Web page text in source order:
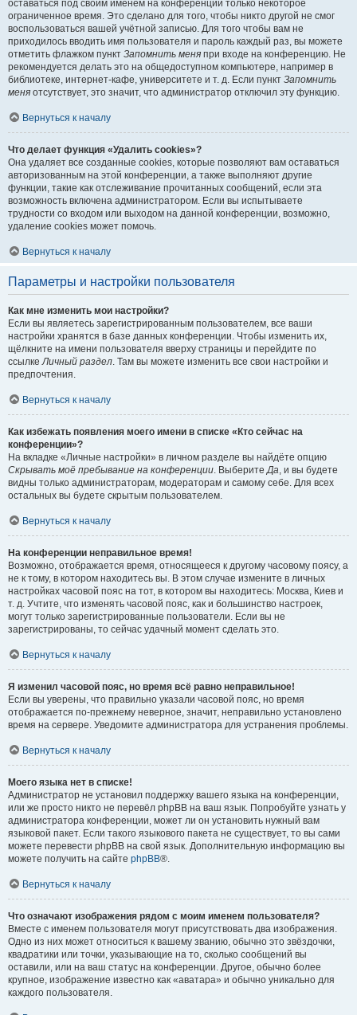
оставаться под своим именем на конференции только некоторое
ограниченное время. Это сделано для того, чтобы никто другой не смог
воспользоваться вашей учётной записью. Для того чтобы вам не
приходилось вводить имя пользователя и пароль каждый раз, вы можете
отметить флажком пункт Запомнить меня при входе на конференцию. Не
рекомендуется делать это на общедоступном компьютере, например в
библиотеке, интернет-кафе, университете и т. д. Если пункт Запомнить
меня отсутствует, это значит, что администратор отключил эту функцию.
Вернуться к началу
Что делает функция «Удалить cookies»?
Она удаляет все созданные cookies, которые позволяют вам оставаться
авторизованным на этой конференции, а также выполняют другие
функции, такие как отслеживание прочитанных сообщений, если эта
возможность включена администратором. Если вы испытываете
трудности со входом или выходом на данной конференции, возможно,
удаление cookies может помочь.
Вернуться к началу
Параметры и настройки пользователя
Как мне изменить мои настройки?
Если вы являетесь зарегистрированным пользователем, все ваши
настройки хранятся в базе данных конференции. Чтобы изменить их,
щёлкните на имени пользователя вверху страницы и перейдите по
ссылкеЛичный раздел. Там вы можете изменить все свои настройки и
предпочтения.
Вернуться к началу
Как избежать появления моего имени в списке «Кто сейчас на
конференции»?
На вкладке «Личные настройки» в личном разделе вы найдёте опцию
Скрывать моё пребывание на конференции. ВыберитеДа, и вы будете
видны только администраторам, модераторам и самому себе. Для всех
остальных вы будете скрытым пользователем.
Вернуться к началу
На конференции неправильное время!
Возможно, отображается время, относящееся к другому часовому поясу, а
не к тому, в котором находитесь вы. В этом случае измените в личных
настройках часовой пояс на тот, в котором вы находитесь: Москва, Киев и
т. д. Учтите, что изменять часовой пояс, как и большинство настроек,
могут только зарегистрированные пользователи. Если вы не
зарегистрированы, то сейчас удачный момент сделать это.
Вернуться к началу
Я изменил часовой пояс, но время всё равно неправильное!
Если вы уверены, что правильно указали часовой пояс, но время
отображается по-прежнему неверное, значит, неправильно установлено
время на сервере. Уведомите администратора для устранения проблемы.
Вернуться к началу
Моего языка нет в списке!
Администратор не установил поддержку вашего языка на конференции,
или же просто никто не перевёл phpBB на ваш язык. Попробуйте узнать у
администратора конференции, может ли он установить нужный вам
языковой пакет. Если такого языкового пакета не существует, то вы сами
можете перевести phpBB на свой язык. Дополнительную информацию вы
можете получить на сайте phpBB®.
Вернуться к началу
Что означают изображения рядом с моим именем пользователя?
Вместе с именем пользователя могут присутствовать два изображения.
Одно из них может относиться к вашему званию, обычно это звёздочки,
квадратики или точки, указывающие на то, сколько сообщений вы
оставили, или на ваш статус на конференции. Другое, обычно более
крупное, изображение известно как «аватара» и обычно уникально для
каждого пользователя.